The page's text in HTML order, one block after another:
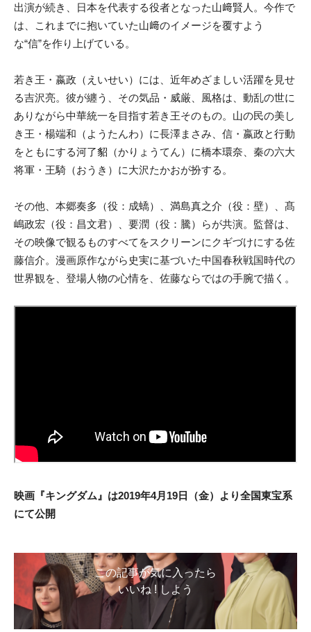
出演が続き、日本を代表する役者となった山﨑賢人。今作で
は、これまでに抱いていた山﨑のイメージを覆すよう
な“信”を作り上げている。
若き王・嬴政（えいせい）には、近年めざましい活躍を見せ
る吉沢亮。彼が纏う、その気品・威厳、風格は、動乱の世に
ありながら中華統一を目指す若き王そのもの。山の民の美し
き王・楊端和（ようたんわ）に長澤まさみ、信・嬴政と行動
をともにする河了貂（かりょうてん）に橋本環奈、秦の六大
将軍・王騎（おうき）に大沢たかおが扮する。
その他、本郷奏多（役：成蟜）、満島真之介（役：壁）、髙
嶋政宏（役：昌文君）、要潤（役：騰）らが共演。監督は、
その映像で観るものすべてをスクリーンにクギづけにする佐
藤信介。漫画原作ながら史実に基づいた中国春秋戦国時代の
世界観を、登場人物の心情を、佐藤ならではの手腕で描く。
映画『キングダム』は2019年4月19日（金）より全国東宝系
にて公開
この記事が気に入ったら
いいね ! しよう